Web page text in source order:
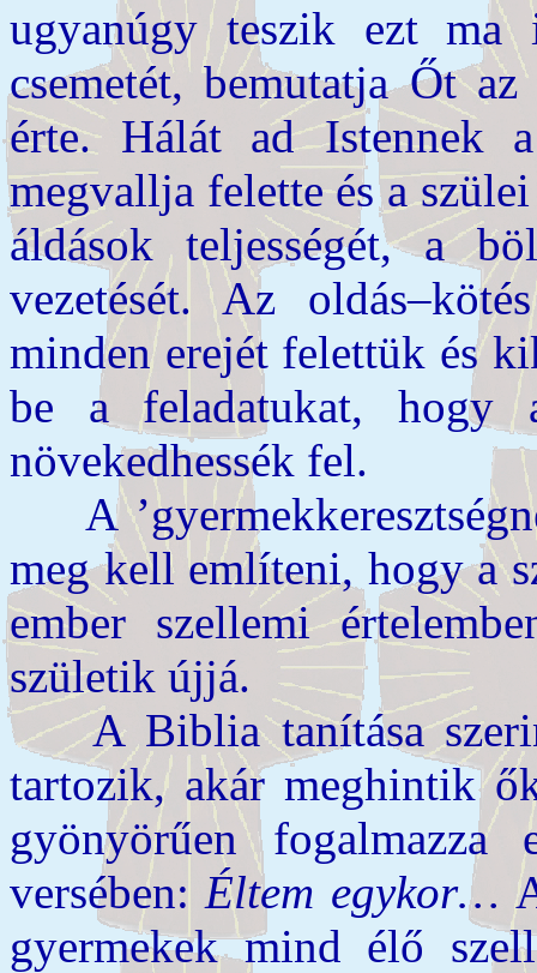
ugyanúgy teszik ezt
csemetét, bemutatja Őt
érte. Hálát ad Istennek
megvallja felette és a
áldások teljességét, a
vezetését. Az
minden erejét felettük és
be a feladatukat, hogy
növekedhessék fel.
A
meg kell említeni, hogy a
ember szellemi
születik újjá.
A Biblia tanítása
tartozik, akár meghintik
gyönyörűen
versében:Éltem egykor…
gyermekek mind élő